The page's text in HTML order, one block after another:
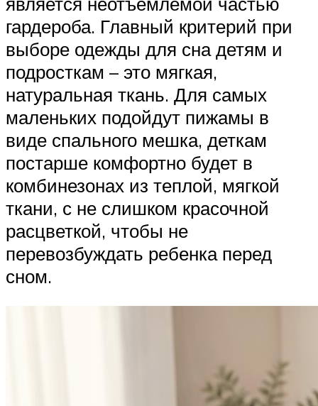
гардероба. Главный критерий при
выборе одежды для сна детям и
подросткам – это мягкая,
натуральная ткань. Для самых
маленьких подойдут пижамы в
виде спального мешка, деткам
постарше комфортно будет в
комбинезонах из теплой, мягкой
ткани, с не слишком красочной
расцветкой, чтобы не
перевозбуждать ребенка перед
сном.